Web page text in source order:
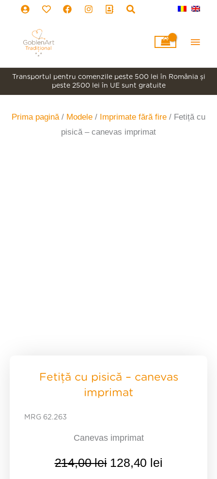
Transportul pentru comenzile peste 500 lei în România şi
peste 2500 lei în UE sunt gratuite
Prima pagină/ Modele / Imprimate fără fire / Fetiță cu
pisică – canevas imprimat
Fetiță cu pisică – canevas
imprimat
MRG 62.263
Canevas imprimat
214,00lei Prețul
inițial
128,40 lei